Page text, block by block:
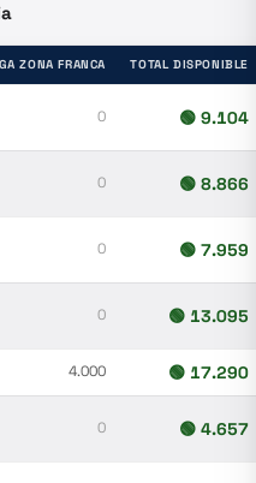
ZONA FRANCA TOTAL DISPONIBLE
0 🟢 9.104
0 🟢 8.866
0 🟢 7.959
0 🟢 13.095
4.000 🟢 17.290
0 🟢 4.657